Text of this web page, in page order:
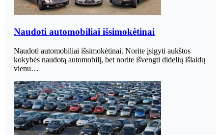
Naudoti automobiliai išsimokėtinai
Naudoti automobiliai išsimokėtinai. Norite įsigyti aukštos
kokybės naudotą automobilį, bet norite išvengti didelių išlaidų
vienu…